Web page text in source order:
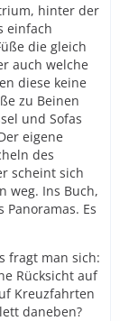
hinter der
einfach
die gleich
auch welche
diese keine
zu Beinen
und Sofas
eigene
des
scheint sich
weg. Ins Buch,
Es
fragt man sich:
Rücksicht auf
Kreuzfahrten
daneben?